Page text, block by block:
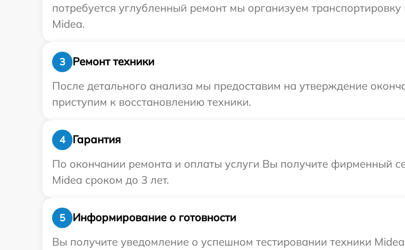
потребуется углубленный ремонт мы организуем
Midea.
3
Ремонт техники
После детального анализа мы предоставим на утверждение
приступим к восстановлению техники.
4
Гарантия
По окончании ремонта и оплаты услуги Вы получите фирменный
Midea сроком до 3 лет.
5
Информирование о готовности
Вы получите уведомление о успешном тестировании техники